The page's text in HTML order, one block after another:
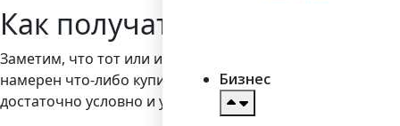
Бизнес
Как получать деньги –
Заметим, что тот или иной алгоритм более
намерен что-либо купить в магазине, то она
достаточно условно и упомянутые платежные системы